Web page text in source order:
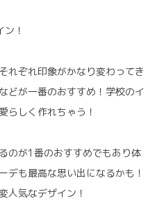
！
れぞれ印象がかなり変わってき
どが一番のおすすめ！学校のイ
らしく作れちゃう！
のが1番のおすすめでもあり体
デも最高な思い出になるかも！
人気なデザイン！